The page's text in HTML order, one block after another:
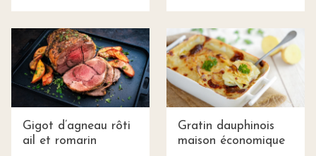
Gigot d’agneau rôti
ail et romarin
Gratin dauphinois
maison économique